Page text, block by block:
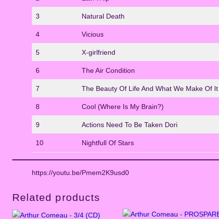
3 Natural Death
4 Vicious
5 X-girlfriend
6 The Air Condition
7 The Beauty Of Life And What We Make Of It
8 Cool (Where Is My Brain?)
9 Actions Need To Be Taken Dori
10 Nightfull Of Stars
https://youtu.be/Pmem2K9usd0
Related products